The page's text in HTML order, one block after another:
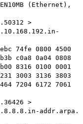
(Ethernet),
>
74fe 0800 4500
c0a8 0a04 0808
8316 0100 0001
3003 3136 3803
7204 6172 7061
>
addr.arpa.